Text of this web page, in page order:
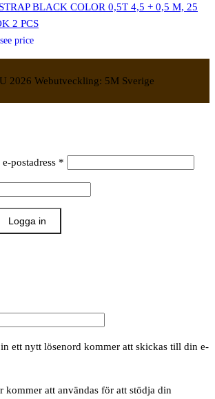
BLACK COLOR 0,5T 4,5 + 0,5 M, 25
2 PCS
price
2026 Webutveckling: 5M Sverige
postadress *
Logga in
ett nytt lösenord kommer att skickas till din e-
kommer att användas för att stödja din